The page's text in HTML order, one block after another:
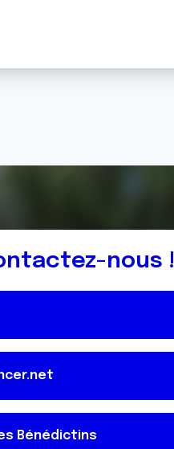
nous !
Bénédictins